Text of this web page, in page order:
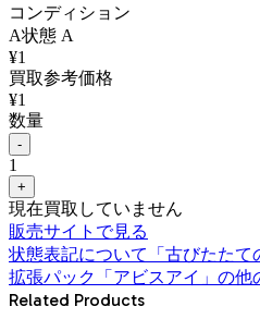
コンディション
A状態 A
¥1
買取参考価格
¥1
数量
-
1
+
現在買取していません
販売サイトで見る
状態表記について
「 古びたたて
拡張パック「アビスアイ」 の他
Related Products